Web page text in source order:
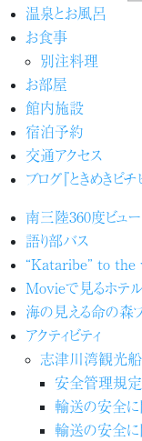
温泉とお風呂
お食事
別注料理
お部屋
館内施設
宿泊予約
交通アクセス
ブログ『ときめきピチ
南三陸360度ビュー
語り部バス
“Kataribe” to
Movieで見るホテ
海の見える命の森
アクティビティ
志津川湾観光船
安全管理規定
輸送の安全
輸送の安全